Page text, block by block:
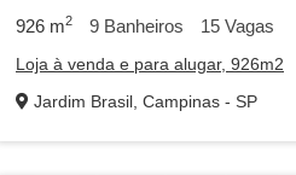
926 m2 9 Banheiros 15 Vagas
Loja à venda e para alugar, 926m2
Jardim Brasil, Campinas - SP